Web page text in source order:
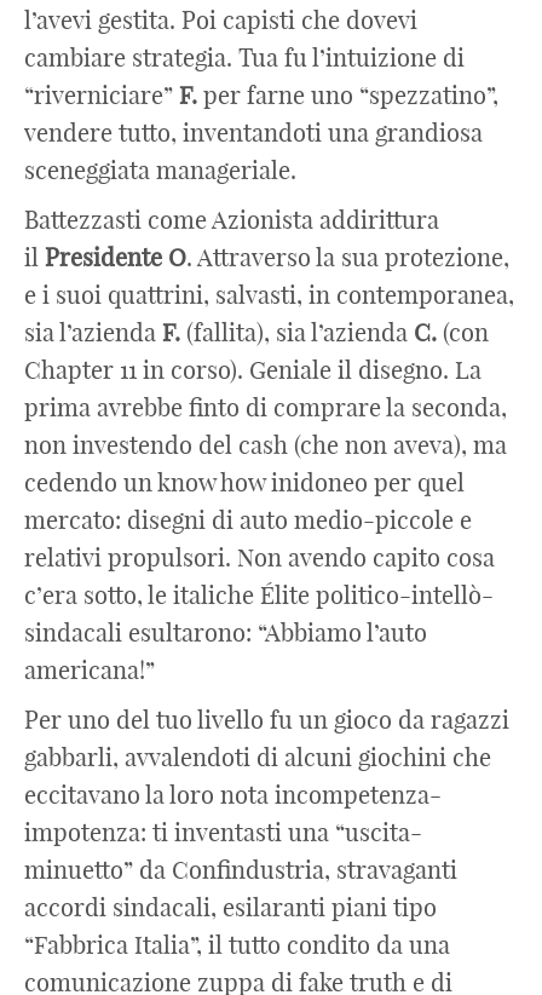
l’avevi gestita. Poi capisti che dovevi
cambiare strategia. Tua fu l’intuizione di
“riverniciare” F. per farne uno “spezzatino”,
vendere tutto, inventandoti una grandiosa
sceneggiata manageriale.
Battezzasti come Azionista addirittura
il Presidente O. Attraverso la sua protezione,
e i suoi quattrini, salvasti, in contemporanea,
sia l’azienda F. (fallita), sia l’azienda C. (con
Chapter 11 in corso). Geniale il disegno. La
prima avrebbe finto di comprare la seconda,
non investendo del cash (che non aveva), ma
cedendo un know how inidoneo per quel
mercato: disegni di auto medio-piccole e
relativi propulsori. Non avendo capito cosa
c’era sotto, le italiche Élite politico-intellò-
sindacali esultarono: “Abbiamo l’auto
americana!”
Per uno del tuo livello fu un gioco da ragazzi
gabbarli, avvalendoti di alcuni giochini che
eccitavano la loro nota incompetenza-
impotenza: ti inventasti una “uscita-
minuetto” da Confindustria, stravaganti
accordi sindacali, esilaranti piani tipo
“Fabbrica Italia”, il tutto condito da una
comunicazione zuppa di fake truth e di